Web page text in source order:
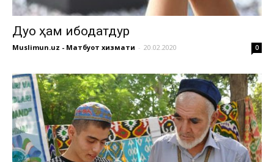
Дуо ҳам ибодатдур
Muslimun.uz - Матбуот хизмати - 20.02.2020 0